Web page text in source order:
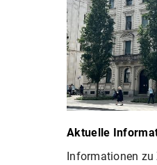
Aktuelle
Informationen